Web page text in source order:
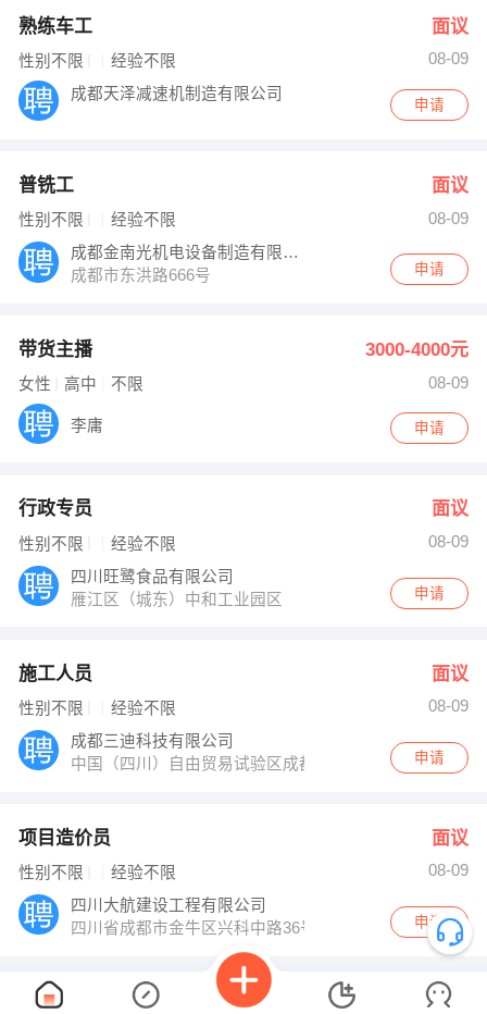
熟练车工 面议
性别不限 经验不限
08-09
成都天泽减速机制造有限公司
申请
普铣工 面议
性别不限 经验不限
08-09
成都金南光机电设备制造有限公司
成都市东洪路666号
申请
带货主播 3000-4000元
女性 高中 不限 08-09
李庸 申请
行政专员 面议
性别不限 经验不限
08-09
四川旺鹭食品有限公司
雁江区（城东）中和工业园区
申请
施工人员 面议
性别不限 经验不限
08-09
成都三迪科技有限公司
中国（四川）自由贸易试验区成都高新区天仁路387号3
申请
项目造价员 面议
性别不限 经验不限
08-09
四川大航建设工程有限公司
四川省成都市金牛区兴科中路36号西物之芯705室申请
资料主管 面议